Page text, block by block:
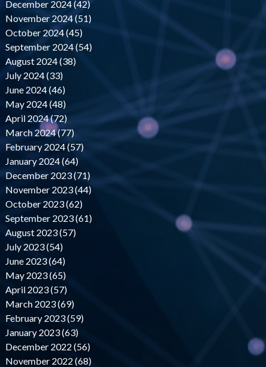
December 2024 (42)
November 2024 (51)
October 2024 (45)
September 2024 (54)
August 2024 (38)
July 2024 (33)
June 2024 (46)
May 2024 (48)
April 2024 (72)
March 2024 (77)
February 2024 (57)
January 2024 (64)
December 2023 (71)
November 2023 (44)
October 2023 (62)
September 2023 (61)
August 2023 (57)
July 2023 (54)
June 2023 (64)
May 2023 (65)
April 2023 (57)
March 2023 (69)
February 2023 (59)
January 2023 (63)
December 2022 (56)
November 2022 (68)